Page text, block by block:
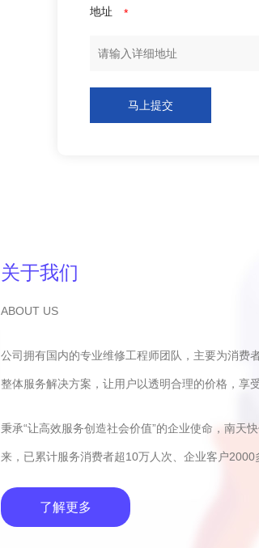
地址 *
马上提交
关于我们
ABOUT US
公司拥有国内的专业维修工程师团队，主要为消费
整体服务解决方案，让用户以透明合理的价格，享
秉承“让高效服务创造社会价值”的企业使命，南天
来，已累计服务消费者超10万人次、企业客户2000
了解更多